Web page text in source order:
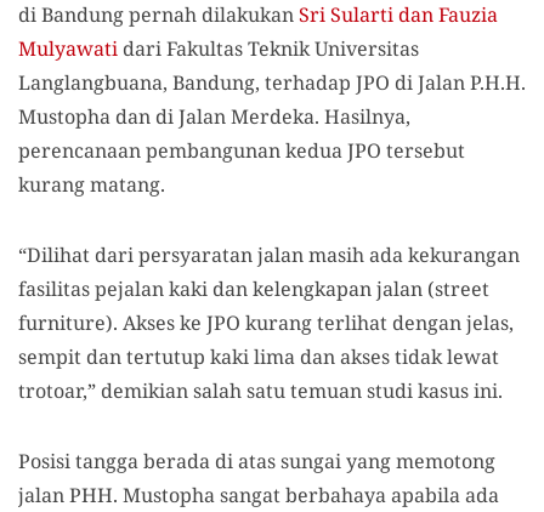
di Bandung pernah dilakukanSri Sularti dan Fauzia
Mulyawati dari Fakultas Teknik Universitas
Langlangbuana, Bandung, terhadap JPO di Jalan P.H.H.
Mustopha dan di Jalan Merdeka. Hasilnya,
perencanaan pembangunan kedua JPO tersebut
kurang matang.
“Dilihat dari persyaratan jalan masih ada kekurangan
fasilitas pejalan kaki dan kelengkapan jalan (street
furniture). Akses ke JPO kurang terlihat dengan jelas,
sempit dan tertutup kaki lima dan akses tidak lewat
trotoar,” demikian salah satu temuan studi kasus ini.
Posisi tangga berada di atas sungai yang memotong
jalan PHH. Mustopha sangat berbahaya apabila ada